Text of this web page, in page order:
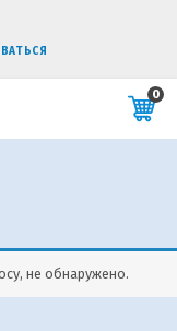
0
не обнаружено.